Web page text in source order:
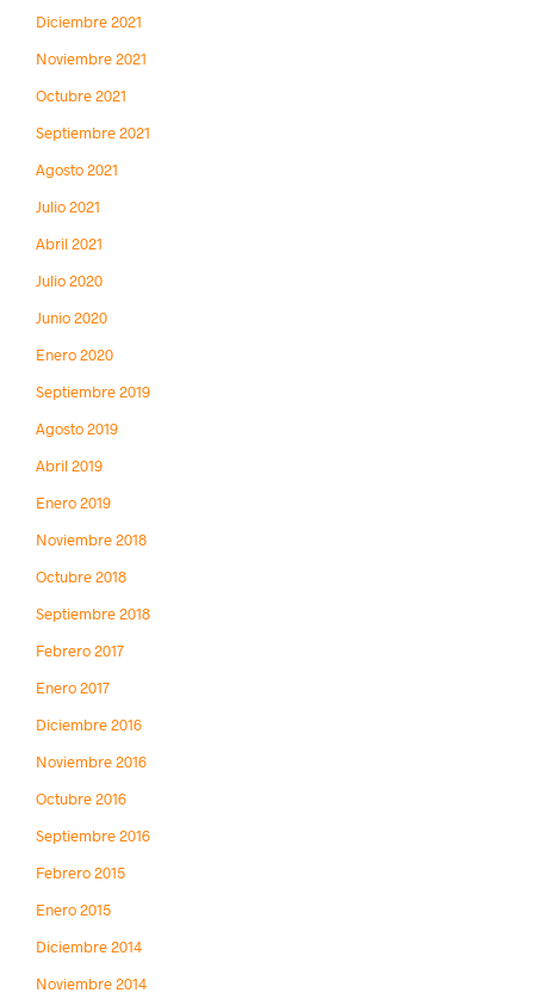
Diciembre 2021
Noviembre 2021
Octubre 2021
Septiembre 2021
Agosto 2021
Julio 2021
Abril 2021
Julio 2020
Junio 2020
Enero 2020
Septiembre 2019
Agosto 2019
Abril 2019
Enero 2019
Noviembre 2018
Octubre 2018
Septiembre 2018
Febrero 2017
Enero 2017
Diciembre 2016
Noviembre 2016
Octubre 2016
Septiembre 2016
Febrero 2015
Enero 2015
Diciembre 2014
Noviembre 2014